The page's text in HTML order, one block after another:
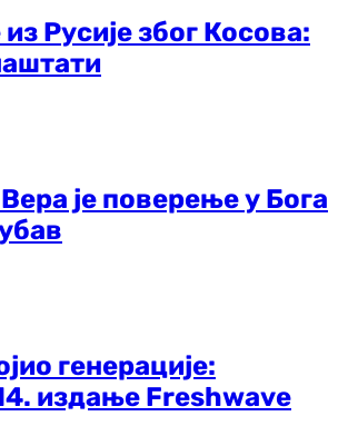
Русије због Косова:
је поверење у Бога
генерације:
издање Freshwave